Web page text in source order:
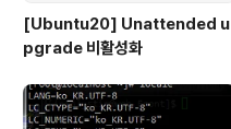
[Ubuntu20] Unattended u
pgrade 비활성화